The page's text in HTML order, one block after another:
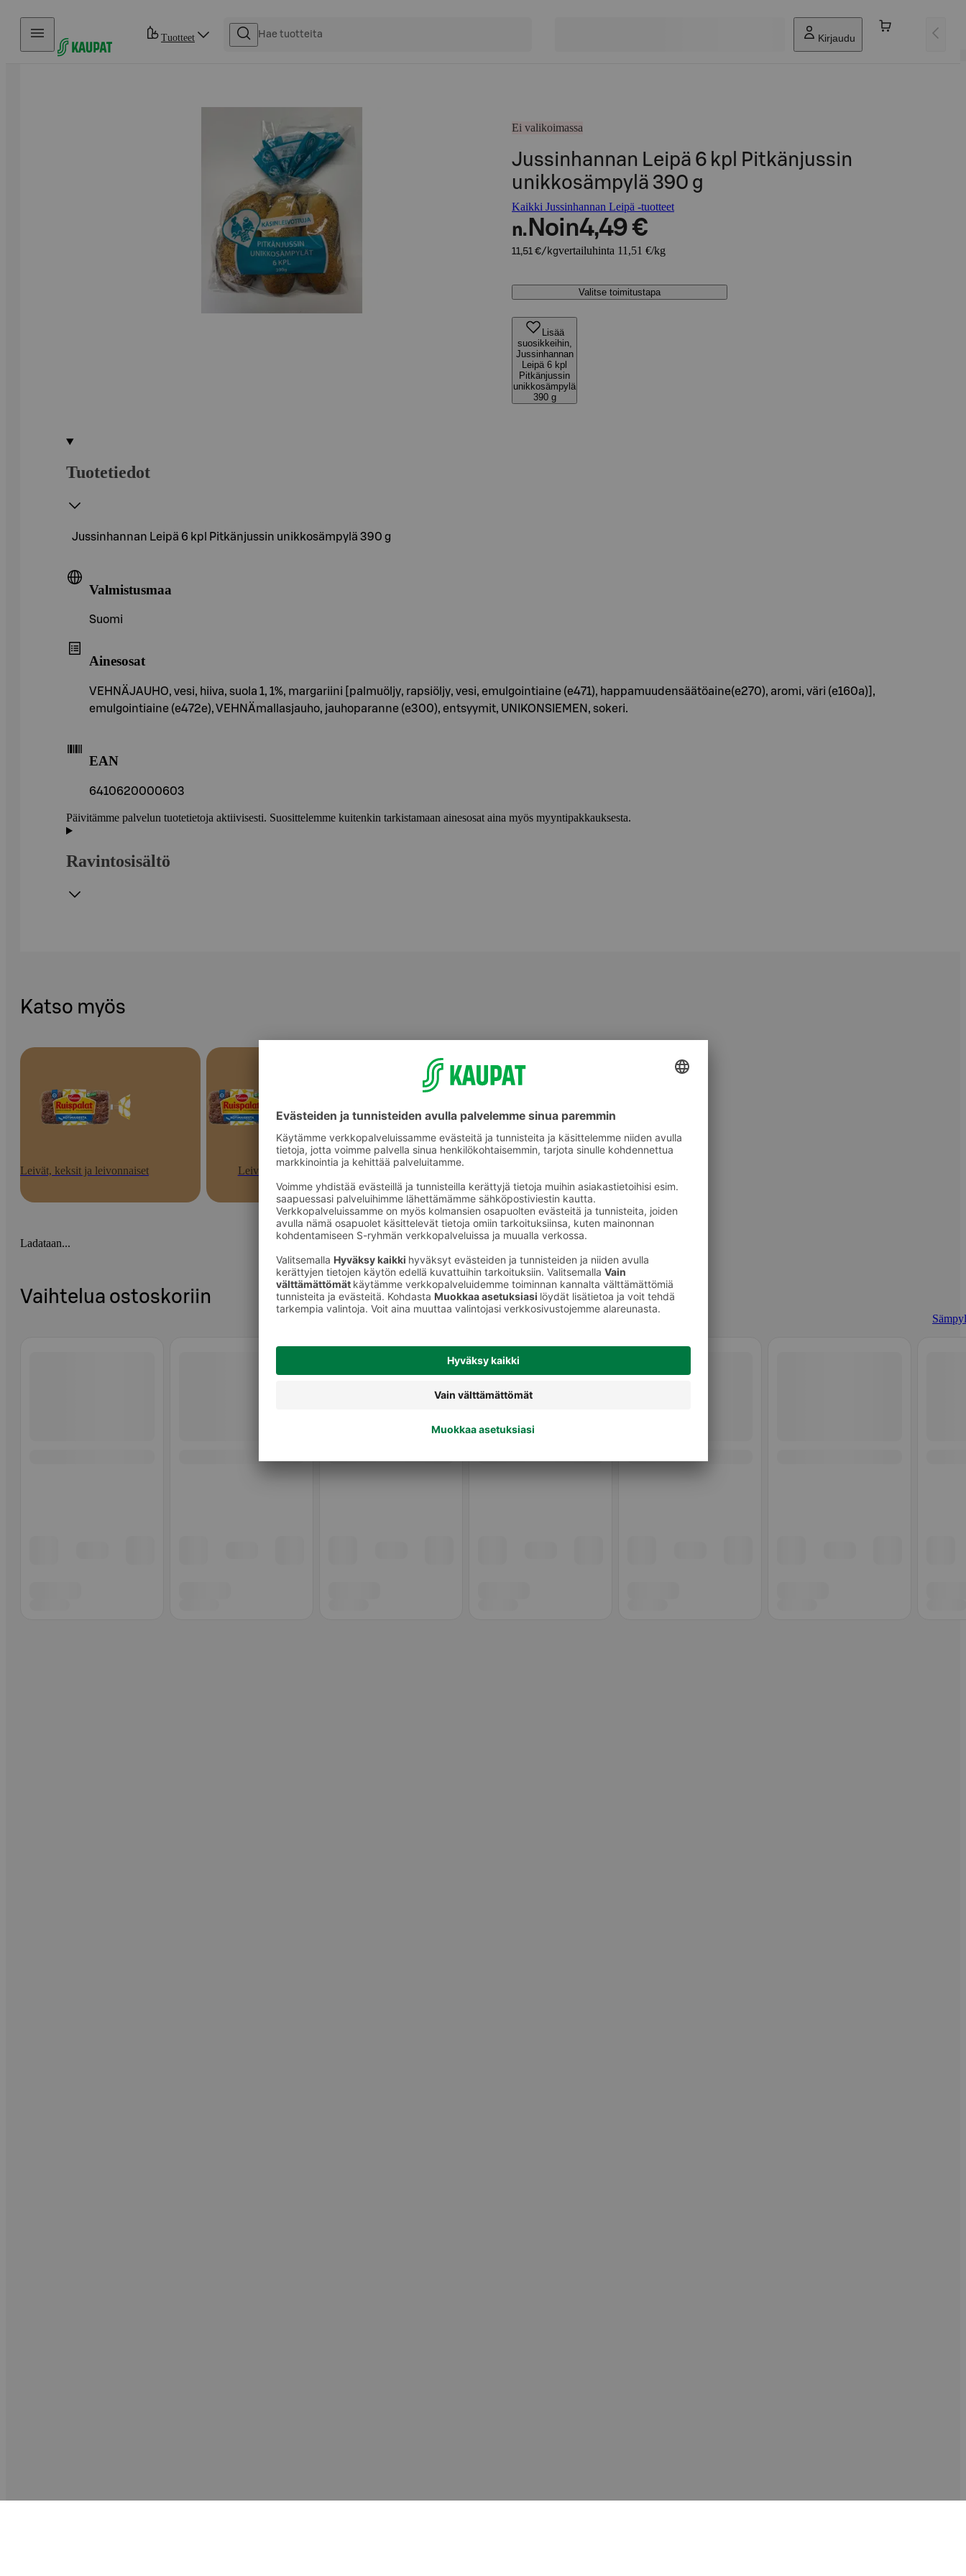
Hyppää sisältöön
Tuotteet Kirjaudu
Ei valikoimassa
Jussinhannan Leipä 6 kpl Pitkänjussin
unikkosämpylä 390 g
Kaikki Jussinhannan Leipä -tuotteet
n. Noin4,49 €
11,51 €/kgvertailuhinta 11,51 €/kg
Valitse toimitustapa
Lisää
suosikkeihin,
Jussinhannan
Leipä 6 kpl
Pitkänjussin
unikkosämpylä
390 g
Tuotetiedot
Jussinhannan Leipä 6 kpl Pitkänjussin unikkosämpylä 390 g
Valmistusmaa
Suomi
Ainesosat
VEHNÄJAUHO, vesi, hiiva, suola 1, 1%, margariini [palmuöljy, rapsiöljy, vesi, emulgointiaine (e471), happamuudensäätöaine(e270), aromi, väri (e160a)],
emulgointiaine (e472e), VEHNÄmallasjauho, jauhoparanne (e300), entsyymit, UNIKONSIEMEN, sokeri.
EAN
6410620000603
Päivitämme palvelun tuotetietoja aktiivisesti. Suosittelemme kuitenkin tarkistamaan ainesosat aina myös myyntipakkauksesta.
Ravintosisältö
Katso myös
Leivät, keksit ja leivonnaiset Leivät Sämpylät
Ladataan...
Vaihtelua ostoskoriin